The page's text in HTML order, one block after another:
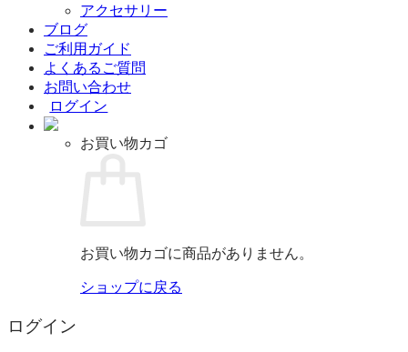
アクセサリー
ブログ
ご利用ガイド
よくあるご質問
お問い合わせ
ログイン
お買い物カゴ
お買い物カゴに商品がありません。
ショップに戻る
ログイン